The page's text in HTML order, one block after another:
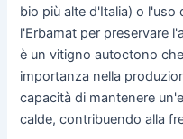
bio più alte d'Italia) o
l'Erbamat per preservare
è un vitigno autoctono
importanza nella
capacità di mantenere
calde, contribuendo alla